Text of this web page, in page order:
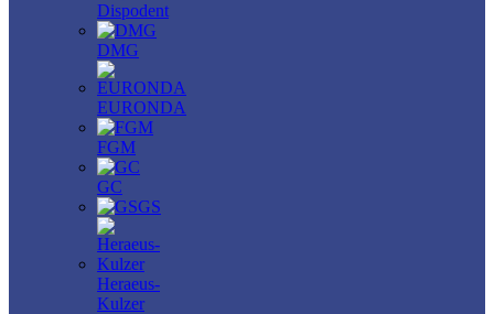
Dispodent
DMG
EURONDA
FGM
GC
GS
Heraeus-
Kulzer